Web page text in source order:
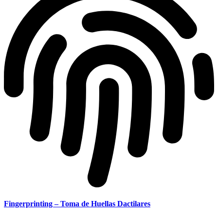
Fingerprinting – Toma de Huellas Dactilares